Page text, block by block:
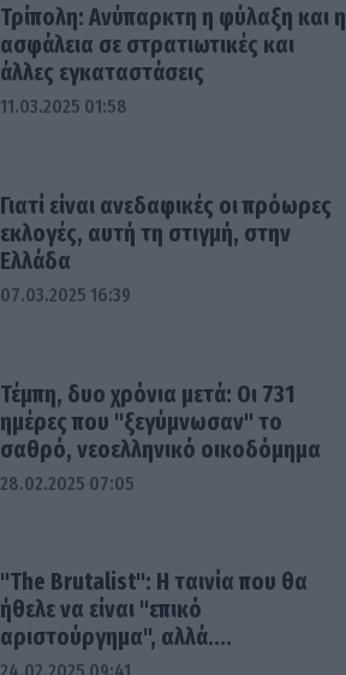
Τρίπολη: Ανύπαρκτη η φύλαξη και η
ασφάλεια σε στρατιωτικές και
άλλες εγκαταστάσεις
11.03.2025 01:58
Γιατί είναι ανεδαφικές οι πρόωρες
εκλογές, αυτή τη στιγμή, στην
Ελλάδα
07.03.2025 16:39
Τέμπη, δυο χρόνια μετά: Οι 731
ημέρες που "ξεγύμνωσαν" το
σαθρό, νεοελληνικό οικοδόμημα
28.02.2025 07:05
"The Brutalist": Η ταινία που θα
ήθελε να είναι "επικό
αριστούργημα", αλλά....